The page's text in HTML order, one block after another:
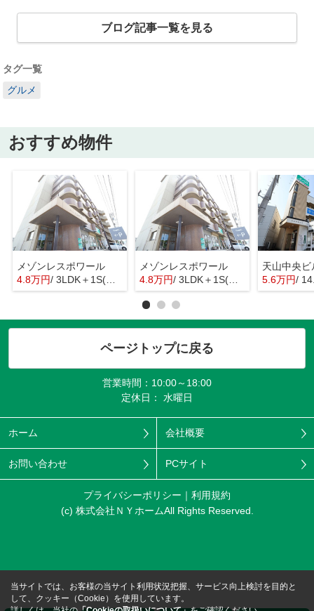
ブログ記事一覧を見る
タグ一覧
グルメ
おすすめ物件
メゾンレスポワール
4.8万円/ 3LDK＋1S(納戸)
メゾンレスポワール
4.8万円/ 3LDK＋1S(納戸)
天山中央ビ
5.6万円/
ページトップに戻る
営業時間：10:00～18:00
定休日： 水曜日
ホーム 会社概要
お問い合わせ PCサイト
プライバシーポリシー
利用規約
(c) 株式会社ＮＹホームAll Rights Reserved.
当サイトでは、お客様の当サイト利用状況把握、サービス向上検討を目的と
して、クッキー（Cookie）を使用しています。